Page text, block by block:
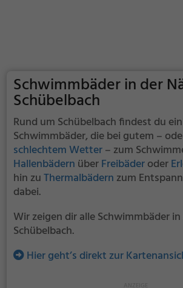
Schwimmbäder in der
Schübelbach
Rund um Schübelbach findest du
Schwimmbäder, die bei gutem –
schlechtem Wetter– zum
Hallenbädern überFreibäderoder
hin zuThermalbädern zum
dabei.
Wir zeigen dir alle Schwimmbäder
Schübelbach.
Hier geht’s direkt zur